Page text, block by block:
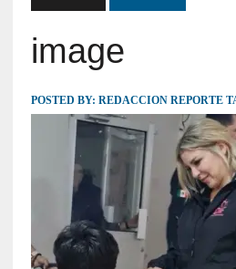
image
POSTED BY: REDACCION REPORTE